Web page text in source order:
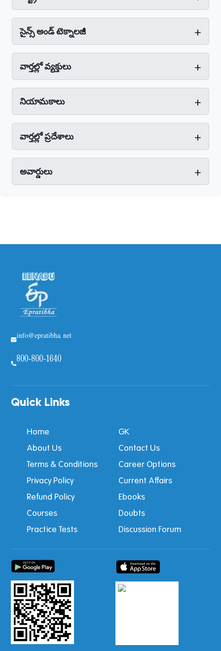
సైన్స్‌ అండ్‌ టెక్నాలజీ +
వార్తల్లో వ్యక్తులు +
నియామకాలు +
వార్తల్లో ప్రదేశాలు +
అవార్డులు +
info@epratibha.net
800-800-1640
Quick Links
Home
GK
About Us
Contact Us
Terms & Conditions
Career Options
Privacy Policy
Current Affairs
Refund Policy
Ebooks
Courses
Doubts
Practice Tests
Discussion Forum